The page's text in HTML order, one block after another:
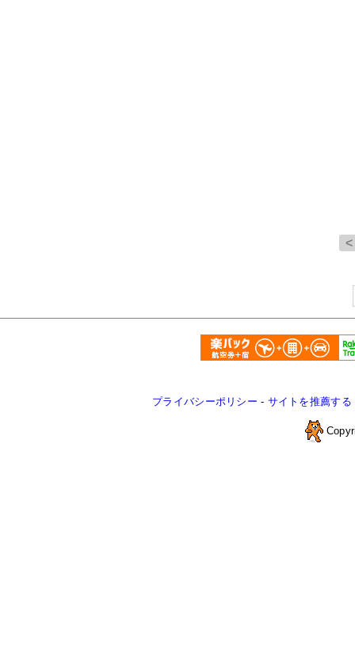
プライバシーポリシー - サイトを推薦する